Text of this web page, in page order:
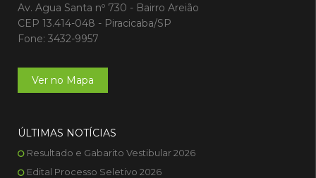
Av. Agua Santa nº 730 - Bairro Areião
CEP 13.414-048 - Piracicaba/SP
Fone: 3432-9957
Ver no Mapa
ÚLTIMAS NOTÍCIAS
Resultado e Gabarito Vestibular 2026
Edital Processo Seletivo 2026